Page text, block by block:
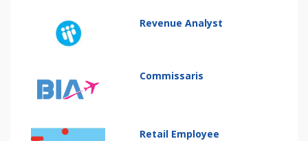
Revenue Analyst
Commissaris
Retail Employee